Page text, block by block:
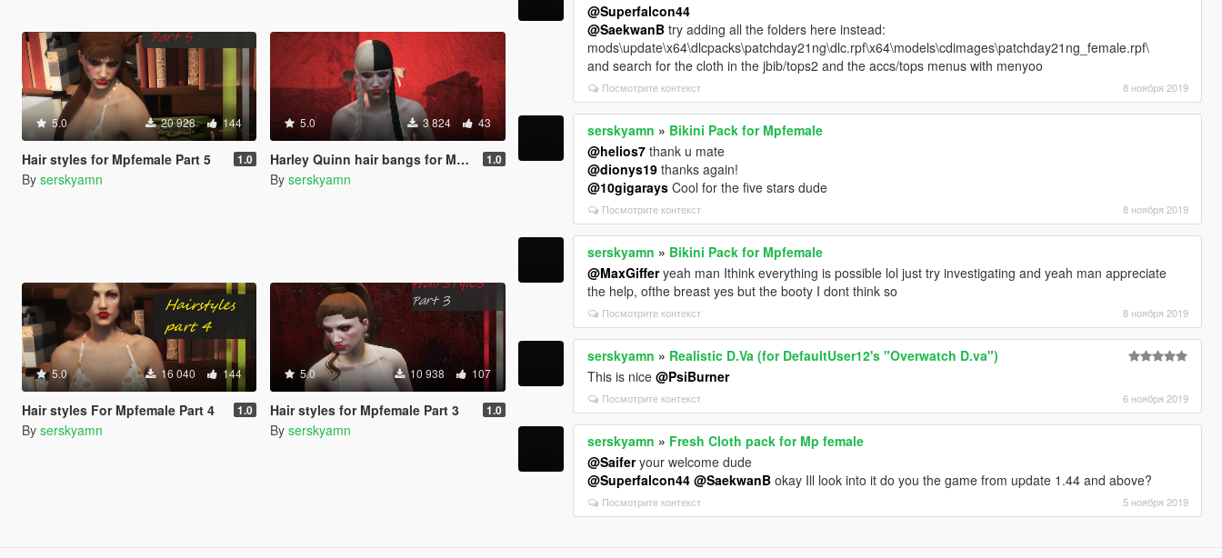
5.0 20 928 144
Hair styles for Mpfemale Part 5 1.0
By serskyamn
5.0 3 824 43
Harley Quinn hair bangs for Mpfemale 1.0
By serskyamn
5.0 16 040 144
Hair styles For Mpfemale Part 4 1.0
By serskyamn
5.0 10 938 107
Hair styles for Mpfemale Part 3 1.0
By serskyamn
@Superfalcon44
@SaekwanB try adding all the folders here instead:
mods\update\x64\dlcpacks\patchday21ng\dlc.rpf\x64\models\cdimages\patchday21ng_female.rpf\
and search for the cloth in the jbib/tops2 and the accs/tops menus with menyoo
Посмотрите контекст 8 ноября 2019
serskyamn » Bikini Pack for Mpfemale
@helios7 thank u mate
@dionys19 thanks again!
@10gigarays Cool for the five stars dude
Посмотрите контекст 8 ноября 2019
serskyamn » Bikini Pack for Mpfemale
@MaxGifferyeah man Ithink everything is possible lol just try investigating and yeah man appreciate
the help, ofthe breast yes but the booty I dont think so
Посмотрите контекст 8 ноября 2019
serskyamn » Realistic D.Va (for DefaultUser12's "Overwatch D.va")
This is nice@PsiBurner
Посмотрите контекст 6 ноября 2019
serskyamn » Fresh Cloth pack for Mp female
@Saiferyour welcome dude
@Superfalcon44 @SaekwanB okay Ill look into it do you the game from update 1.44 and above?
Посмотрите контекст 5 ноября 2019